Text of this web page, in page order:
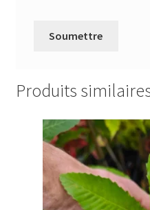
Produits